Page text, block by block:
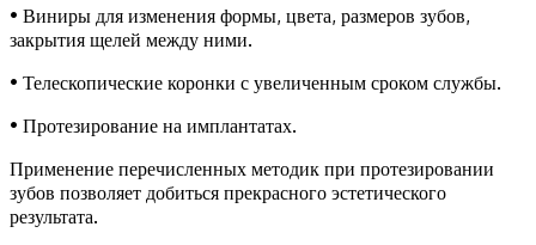
• Виниры для изменения формы, цвета, размеров зубов,
закрытия щелей между ними.
• Телескопические коронки с увеличенным сроком службы.
• Протезирование на имплантатах.
Применение перечисленных методик при протезировании
зубов позволяет добиться прекрасного эстетического
результата.